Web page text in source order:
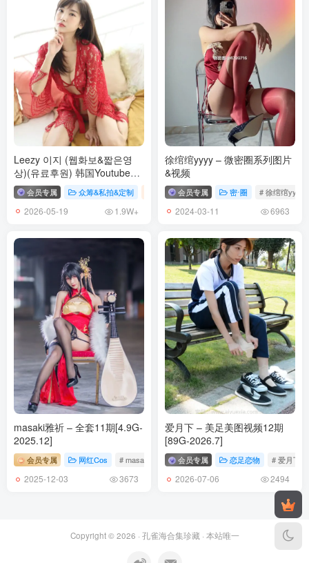
[8.23更2]
けん研(けんけん) – NO.056 [Fantia] 23年07月合集[197P-1V-879.5M]
けん研(けんけん) – NO.055 in secret[180P-462.7M]
[7.24更1]]
けん研(けんけん) NO.054 23年06月 Fantia 2000日圓訂閱內容[155P-
4V-913.9M]
[6.30更1]
けん研(けんけん) NO.053 2023年04月 FANTIA 2000日圓訂閱內容
[6.29更1]
けん研(けんけん) NO.052 2023年05月 Fantia 2000日圓訂閱內容
[191P-556.5M]
[2.23更1]
けん研(けんけん) NO.051 Fantia-2023年1月合集[161P+1V-435.9M]
[1.12更1]
けん研(けんけん) NO.050 もしもけんけんが先生だったら[201P-
388.4M]
[2023.1.5更1]
けん研(けんけん) NO.049 [Fantia] 2022年12月合集 [145P3V-946MB]
けん研(けんけん) NO.048 Fantia-2022年11月合集[155P+6V-666.6M]
Leezy 이지 (웹화보&짧은영
상)(유료후원) 韩国Youtube美
女钢琴博主[7套-8.7G-2026.5]
会员专属 众筹&私拍&定制 韩国（korea） # Leezy # 이지
2026-05-19 1.9W+
徐绾绾yyyy – 微密圈系列图片
&视频
会员专属 密⋅圈 # 徐绾绾yyyy
2024-03-11 6963
masaki雅祈 – 全套11期[4.9G-
2025.12]
会员专属 网红Cos # masaki雅祈
2025-12-03 3673
爱月下 – 美足美图视频12期
[89G-2026.7]
会员专属 恋足恋物 # 爱月下
2026-07-06 2494
Copyright © 2026 · 孔雀海合集珍藏· 本站唯一